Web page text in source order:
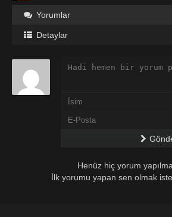
Yorumlar
Detaylar
Henüz hiç yorum
İlk yorumu yapan sen olmak